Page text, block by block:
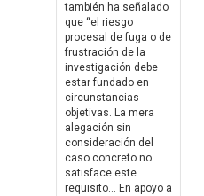
también ha señalado
que “el riesgo
procesal de fuga o de
frustración de la
investigación debe
estar fundado en
circunstancias
objetivas. La mera
alegación sin
consideración del
caso concreto no
satisface este
requisito… En apoyo a